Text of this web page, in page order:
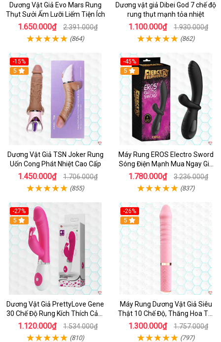
Dương Vật Giả Evo Mars Rung
Thụt Sưởi Ấm Lưỡi Liếm Tiện Ích
1.650.000₫ 2.391.000₫
(864)
Dương vật giả Dibei God 7 chế độ
rung thụt mạnh tỏa nhiệt
1.100.000₫ 1.930.000₫
(862)
-15%
5
Dương Vật Giả TSN Joker Rung
Uốn Cong Phát Nhiệt Cao Cấp
1.450.000₫ 1.706.000₫
(855)
-45%
5
Máy Rung EROS Electro Sword
Sóng Điện Mạnh Mua Ngay Giá
Tốt
1.780.000₫ 3.236.000₫
(837)
-27%
Hot
5
Dương Vật Giả PrettyLove Gene
30 Chế Độ Rung Kích Thích Cảm
Biến Âm Thanh
1.120.000₫ 1.534.000₫
(810)
-26%
Hot
5
Máy Rung Dương Vật Giả Siêu
Thật 10 Chế Độ, Thăng Hoa Tối
Ưu
1.300.000₫ 1.757.000₫
(797)